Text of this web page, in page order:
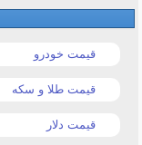
قیمت خودرو
قیمت طلا و سکه
قیمت دلار